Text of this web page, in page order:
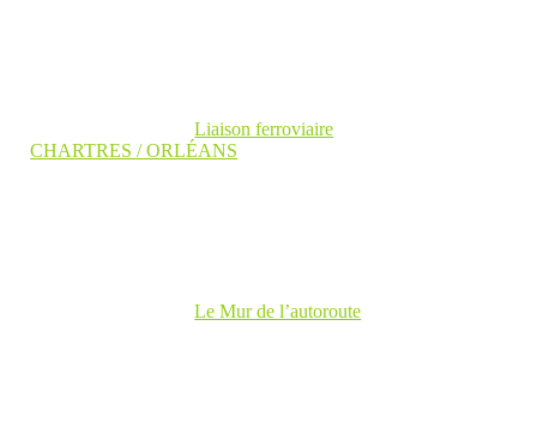
Liaison ferroviaire
CHARTRES / ORLÉANS
Le Mur de l’autoroute